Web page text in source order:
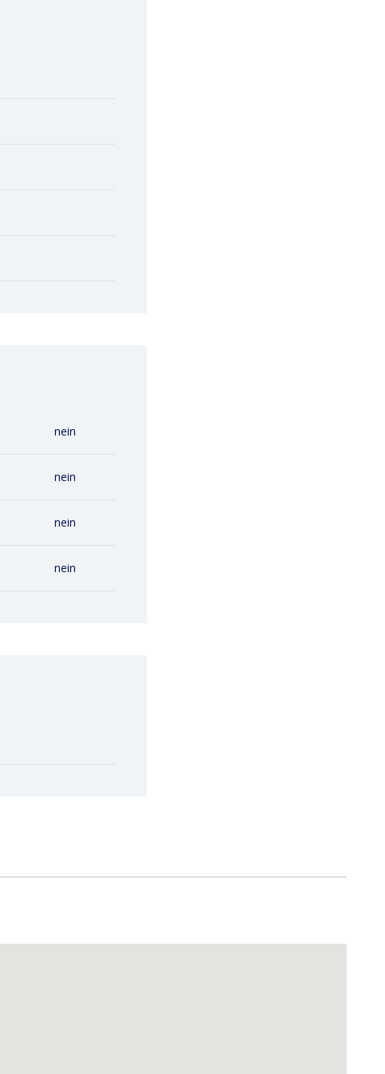
nein
nein
nein
nein